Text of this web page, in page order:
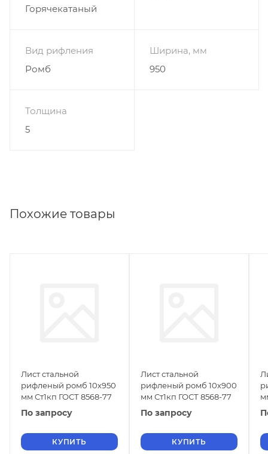
Горячекатаный
Вид рифления
Ромб
Ширина, мм
950
Толщина
5
Похожие товары
Лист стальной
рифленый ромб 10х950
мм Ст1кп ГОСТ 8568-77
По запросу
КУПИТЬ
Лист стальной
рифленый ромб 10х900
мм Ст1кп ГОСТ 8568-77
По запросу
КУПИТЬ